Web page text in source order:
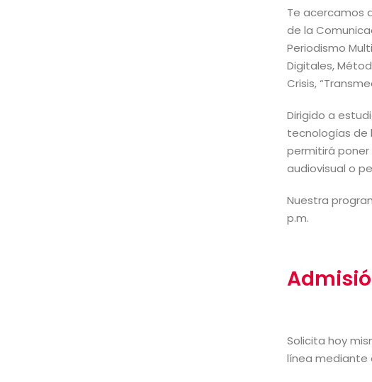
Te acercamos
de la
Periodismo
Digitales,
Crisis,
Dirigido a
tecnologías de
permitirá
audiovisual o
Nuestra
p.m.
Solicita hoy
línea mediante